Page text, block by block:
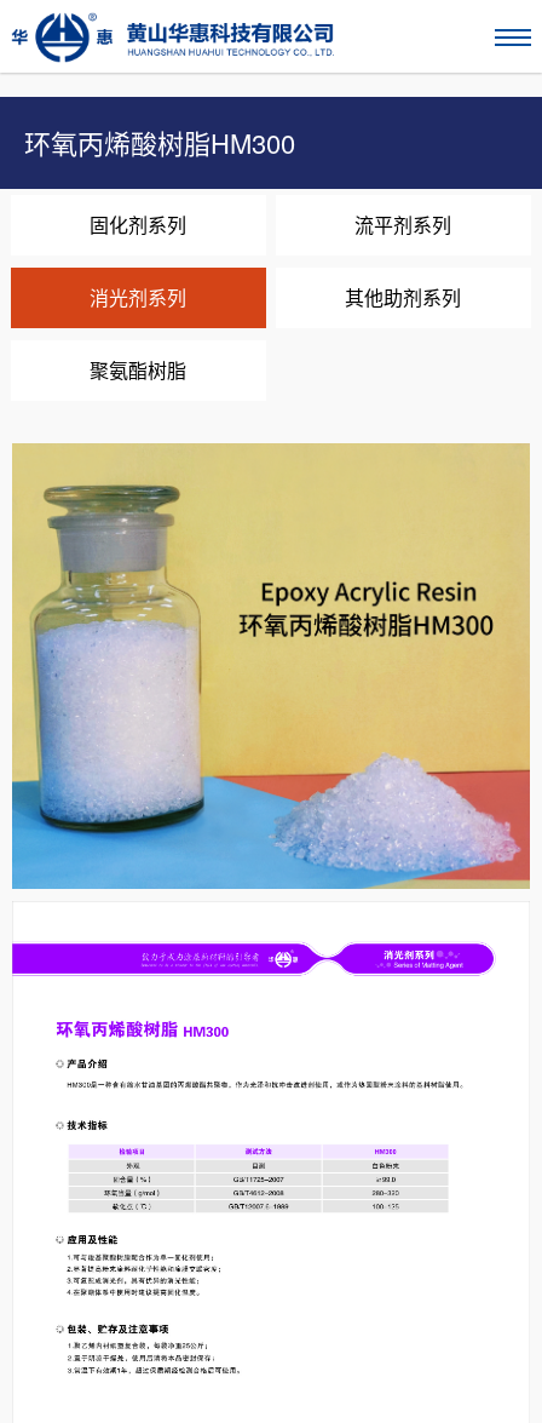
环氧丙烯酸树脂HM300
固化剂系列 流平剂系列
消光剂系列 其他助剂系列
聚氨酯树脂